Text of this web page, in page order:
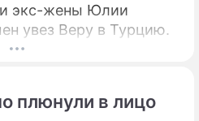
экс-жены Юлии
увез Веру в Турцию.
плюнули в лицо